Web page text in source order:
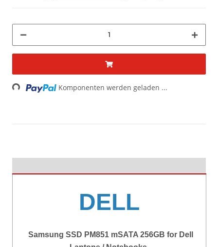
Loading... Komponenten werden geladen ...
DELL
Samsung SSD PM851 mSATA 256GB for Dell